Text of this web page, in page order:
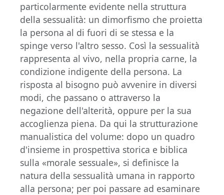
particolarmente evidente nella struttura
della sessualità: un dimorfismo che proietta
la persona al di fuori di se stessa e la
spinge verso l'altro sesso. Così la sessualità
rappresenta al vivo, nella propria carne, la
condizione indigente della persona. La
risposta al bisogno può avvenire in diversi
modi, che passano o attraverso la
negazione dell'alterità, oppure per la sua
accoglienza piena. Da qui la strutturazione
manualistica del volume: dopo un quadro
d'insieme in prospettiva storica e biblica
sulla «morale sessuale», si definisce la
natura della sessualità umana in rapporto
alla persona; per poi passare ad esaminare